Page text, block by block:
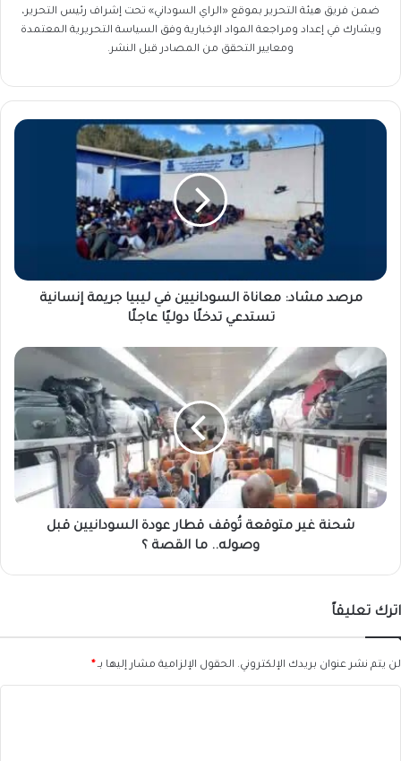
ضمن فريق هيئة التحرير بموقع «الراي السوداني» تحت إشراف رئيس التحرير،
ويشارك في إعداد ومراجعة المواد الإخبارية وفق السياسة التحريرية المعتمدة
ومعايير التحقق من المصادر قبل النشر.
مرصد
تستدعي
مرصد مشاد: معاناة السودانيين في ليبيا جريمة إنسانية
تستدعي تدخلًا دوليًا عاجلًا
شحنة
غير
متوقعة
تُوقف
قطار
عودة
السودانيين
قبل
وصوله..
شحنة غير متوقعة تُوقف قطار عودة السودانيين قبل
وصوله.. ما القصة ؟
اترك تعليقاً
لن يتم نشر عنوان بريدك الإلكتروني. الحقول الإلزامية مشار إليها بـ*